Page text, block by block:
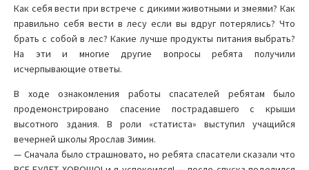
Как себя вести при встрече с дикими животными и змеями? Как
правильно себя вести в лесу если вы вдруг потерялись? Что
брать с собой в лес? Какие лучше продукты питания выбрать?
На эти и многие другие вопросы ребята получили
исчерпывающие ответы.
В ходе ознакомления работы спасателей ребятам было
продемонстрировано спасение пострадавшего с крыши
высотного здания. В роли «статиста» выступил учащийся
вечерней школы Ярослав Зимин.
— Сначала было страшновато, но ребята спасатели сказали что